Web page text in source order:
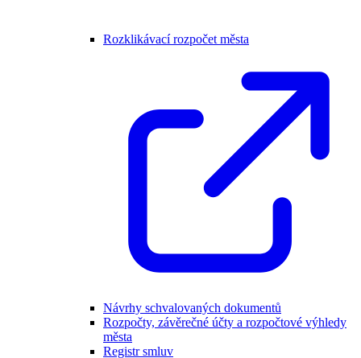
Rozklikávací rozpočet města
Návrhy schvalovaných dokumentů
Rozpočty, závěrečné účty a rozpočtové výhledy
města
Registr smluv